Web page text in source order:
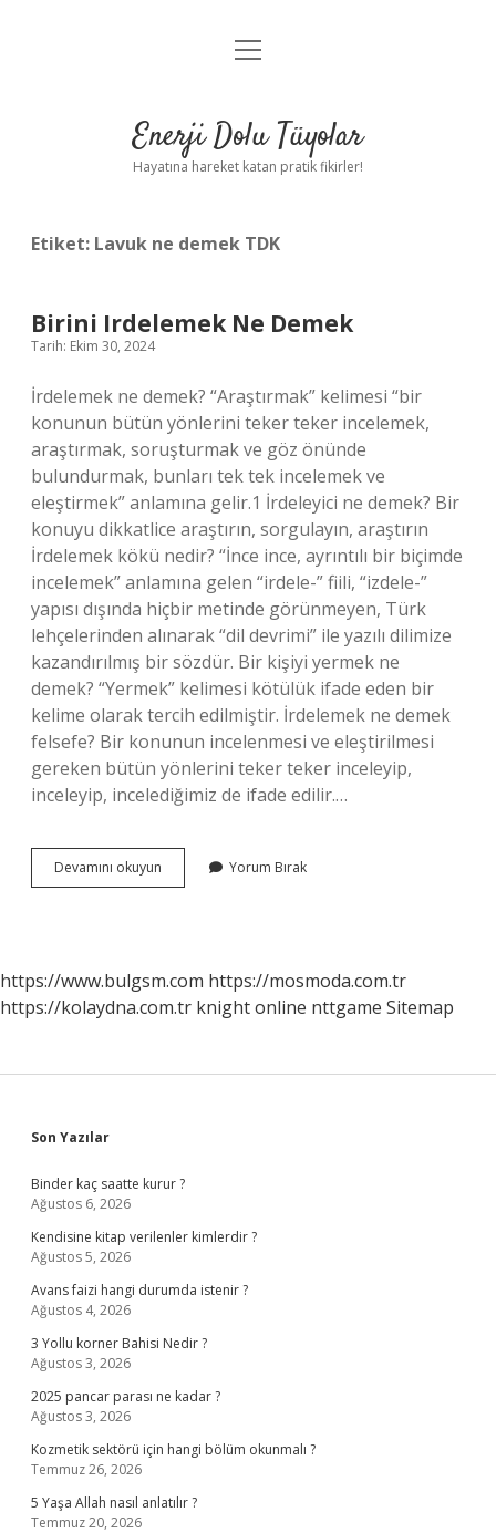
Anasayfa
Yasal Uyarı
menüyü
Enerji Dolu Tüyolar
Hayatına hareket katan pratik fikirler!
Etiket: Lavuk ne demek TDK
Birini Irdelemek Ne Demek
Tarih: Ekim 30, 2024
İrdelemek ne demek? “Araştırmak” kelimesi “bir
konunun bütün yönlerini teker teker incelemek,
araştırmak, soruşturmak ve göz önünde
bulundurmak, bunları tek tek incelemek ve
eleştirmek” anlamına gelir.1 İrdeleyici ne demek? Bir
konuyu dikkatlice araştırın, sorgulayın, araştırın
İrdelemek kökü nedir? “İnce ince, ayrıntılı bir biçimde
incelemek” anlamına gelen “irdele-” fiili, “izdele-”
yapısı dışında hiçbir metinde görünmeyen, Türk
lehçelerinden alınarak “dil devrimi” ile yazılı dilimize
kazandırılmış bir sözdür. Bir kişiyi yermek ne
demek? “Yermek” kelimesi kötülük ifade eden bir
kelime olarak tercih edilmiştir. İrdelemek ne demek
felsefe? Bir konunun incelenmesi ve eleştirilmesi
gereken bütün yönlerini teker teker inceleyip,
inceleyip, incelediğimiz de ifade edilir.…
Devamını okuyun
Irdelemek
Yorum Bırak
https://www.bulgsm.com https://mosmoda.com.tr
https://kolaydna.com.tr knight online nttgame Sitemap
Sidebar
Son Yazılar
Binder kaç saatte kurur ?
Ağustos 6, 2026
Kendisine kitap verilenler kimlerdir ?
Ağustos 5, 2026
Avans faizi hangi durumda istenir ?
Ağustos 4, 2026
3 Yollu korner Bahisi Nedir ?
Ağustos 3, 2026
2025 pancar parası ne kadar ?
Ağustos 3, 2026
Kozmetik sektörü için hangi bölüm okunmalı ?
Temmuz 26, 2026
5 Yaşa Allah nasıl anlatılır ?
Temmuz 20, 2026